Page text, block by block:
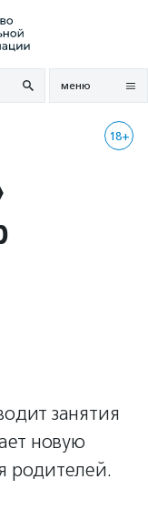
меню
18+
занятия
новую
родителей.